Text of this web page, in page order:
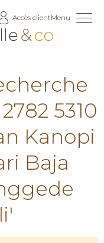
Accès clientMenu
5310
Kanopi
Baja